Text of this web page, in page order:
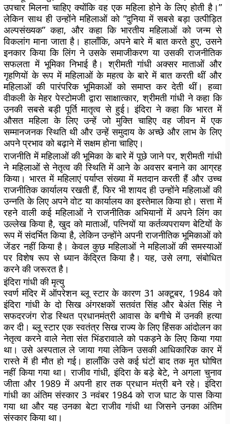
उपचार मिलना चाहिए क्योंकि वह एक महिला होने के लिए होती है।”
लेकिन साथ ही उन्होंने महिलाओं को “दुनिया में सबसे बड़ा उत्पीड़ित
अल्पसंख्यक” कहा, और कहा कि भारतीय महिलाओं को जन्म से
विकलांग माना जाता है। हालाँकि, अपने बारे में बात करते हुए, उसने
इनकार किया कि लिंग ने उसके समाजीकरण या उसकी राजनीतिक
सफलता में भूमिका निभाई है। श्रीमती गांधी अक्सर माताओं और
गृहणियों के रूप में महिलाओं के महत्व के बारे में बात करती थीं और
महिलाओं की पारंपरिक भूमिकाओं को समाप्त कर देती थीं। हव्वा
वीकली के मेहर पेस्टोमजी द्वारा साक्षात्कार, श्रीमती गांधी ने कहा कि
उनकी सबसे बड़ी पूर्ति मातृत्व से हुई। इंदिरा ने कहा कि भारत में
औसत महिला के लिए उन्हें जो मुक्ति चाहिए वह जीवन में एक
सम्मानजनक स्थिति थी और उन्हें समुदाय के अच्छे और लाभ के लिए
अपने प्रभाव को बढ़ाने में सक्षम होना चाहिए।
राजनीति में महिलाओं की भूमिका के बारे में पूछे जाने पर, श्रीमती गांधी
ने महिलाओं से नेतृत्व की स्थिति में आने के अवसर बनाने का आग्रह
किया। भारत में महिलाएं पर्याप्त संख्या में मतदान करती हैं और उच्च
राजनीतिक कार्यालय रखती हैं, फिर भी शायद ही उन्होंने महिलाओं की
उन्नति के लिए अपने वोट या कार्यालय का इस्तेमाल किया हो। सत्ता में
रहने वाली कई महिलाओं ने राजनीतिक अभियानों में अपने लिंग का
उल्लेख किया है, खुद को माताओं, पत्नियों या कर्तव्यपरायण बेटियों के
रूप में संदर्भित किया है, लेकिन उन्होंने अपनी राजनीतिक भूमिकाओं को
जेंडर नहीं किया है। केवल कुछ महिलाओं ने महिलाओं की समस्याओं
पर विशेष रूप से ध्यान केंद्रित किया है। यह, उसे लगा, संबोधित
करने की जरूरत है।
इंदिरा गांधी की मृत्यु
स्वर्ण मंदिर में ऑपरेशन ब्लू स्टार के कारण 31 अक्टूबर, 1984 को
इंदिरा गांधी के दो सिख अंगरक्षकों सतवंत सिंह और बेअंत सिंह ने
सफदरजंग रोड स्थित प्रधानमंत्री आवास के बगीचे में उनकी हत्या
कर दी। ब्लू स्टार एक स्वतंत्र सिख राज्य के लिए हिंसक आंदोलन का
नेतृत्व करने वाले नेता संत भिंडरावाले को पकड़ने के लिए किया गया
था। उसे अस्पताल ले जाया गया लेकिन उसकी आधिकारिक कार में
रास्ते में ही मौत हो गई। हालाँकि उसे कई घंटों बाद तक मृत घोषित
नहीं किया गया था। राजीव गांधी, इंदिरा के बड़े बेटे, ने अगला चुनाव
जीता और 1989 में अपनी हार तक प्रधान मंत्री बने रहे। इंदिरा
गांधी का अंतिम संस्कार 3 नवंबर 1984 को राज घाट के पास किया
गया था और यह उनका बेटा राजीव गांधी था जिसने उनका अंतिम
संस्कार किया था।